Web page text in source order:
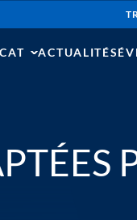
ACTUALITÉS